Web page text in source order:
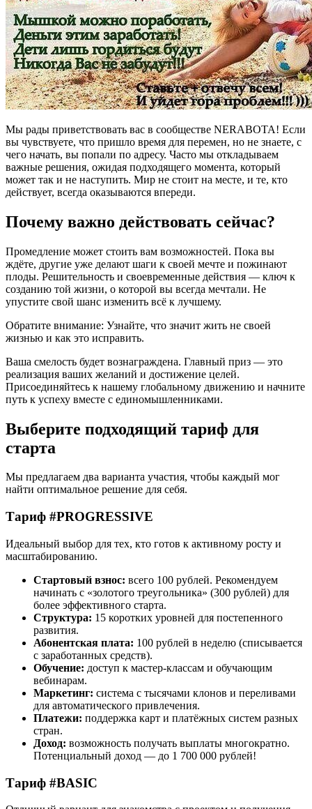
Мы рады приветствовать вас в сообществе NERABOTA! Если
вы чувствуете, что пришло время для перемен, но не знаете, с
чего начать, вы попали по адресу. Часто мы откладываем
важные решения, ожидая подходящего момента, который
может так и не наступить. Мир не стоит на месте, и те, кто
действует, всегда оказываются впереди.
Почему важно действовать сейчас?
Промедление может стоить вам возможностей. Пока вы
ждёте, другие уже делают шаги к своей мечте и пожинают
плоды. Решительность и своевременные действия — ключ к
созданию той жизни, о которой вы всегда мечтали. Не
упустите свой шанс изменить всё к лучшему.
Обратите внимание: Узнайте, что значит жить не своей
жизнью и как это исправить.
Ваша смелость будет вознаграждена. Главный приз — это
реализация ваших желаний и достижение целей.
Присоединяйтесь к нашему глобальному движению и начните
путь к успеху вместе с единомышленниками.
Выберите подходящий тариф для
старта
Мы предлагаем два варианта участия, чтобы каждый мог
найти оптимальное решение для себя.
Тариф #PROGRESSIVE
Идеальный выбор для тех, кто готов к активному росту и
масштабированию.
Стартовый взнос: всего 100 рублей. Рекомендуем
начинать с «золотого треугольника» (300 рублей) для
более эффективного старта.
Структура: 15 коротких уровней для постепенного
развития.
Абонентская плата: 100 рублей в неделю (списывается
с заработанных средств).
Обучение: доступ к мастер-классам и обучающим
вебинарам.
Маркетинг: система с тысячами клонов и переливами
для автоматического привлечения.
Платежи: поддержка карт и платёжных систем разных
стран.
Доход: возможность получать выплаты многократно.
Потенциальный доход — до 1 700 000 рублей!
Тариф #BASIC